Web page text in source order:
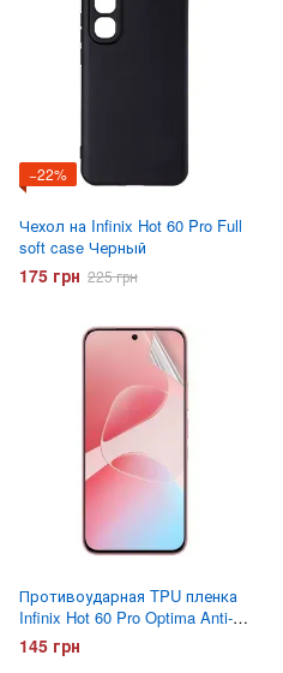
−22%
Чехол на Infinix Hot 60 Pro Full
soft case Черный
175 грн 225 грн
Противоударная TPU пленка
Infinix Hot 60 Pro Optima Anti-
Shock Глянцевая
145 грн